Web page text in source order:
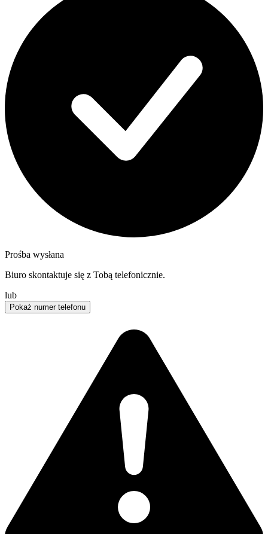
Prośba wysłana
Biuro skontaktuje się z Tobą telefonicznie.
lub
Pokaż numer telefonu